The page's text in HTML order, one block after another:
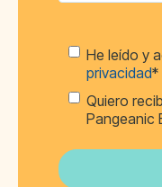
He leído y
privacidad*
Quiero
Pangeanic